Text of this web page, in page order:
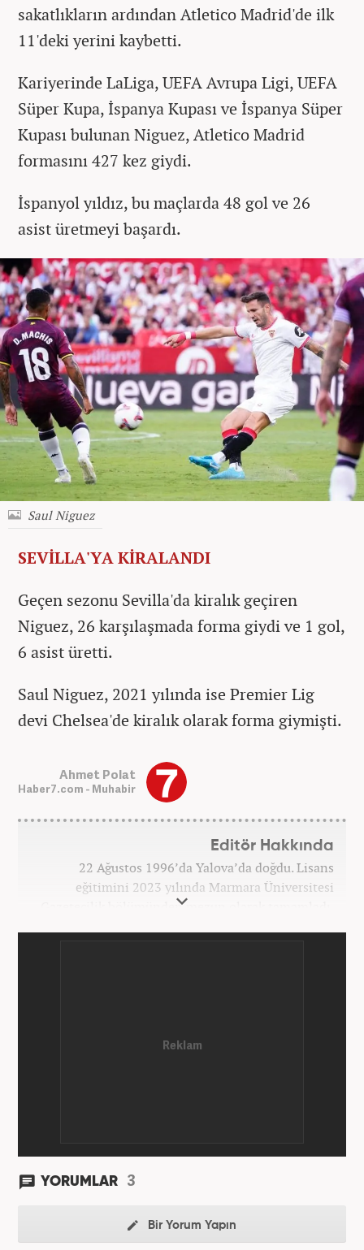
sakatlıkların ardından Atletico Madrid'de ilk
11'deki yerini kaybetti.
Kariyerinde LaLiga, UEFA Avrupa Ligi, UEFA
Süper Kupa, İspanya Kupası ve İspanya Süper
Kupası bulunan Niguez, Atletico Madrid
formasını 427 kez giydi.
İspanyol yıldız, bu maçlarda 48 gol ve 26
asist üretmeyi başardı.
Saul Niguez
SEVİLLA'YA KİRALANDI
Geçen sezonu Sevilla'da kiralık geçiren
Niguez, 26 karşılaşmada forma giydi ve 1 gol,
6 asist üretti.
Saul Niguez, 2021 yılında ise Premier Lig
devi Chelsea'de kiralık olarak forma giymişti.
Ahmet Polat
Haber7.com - Muhabir
Editör Hakkında
22 Ağustos 1996’da Yalova’da doğdu. Lisans
eğitimini 2023 yılında Marmara Üniversitesi
Gazetecilik bölümünden mezun olarak tamamladı.
YORUMLAR 3
Bir Yorum Yapın